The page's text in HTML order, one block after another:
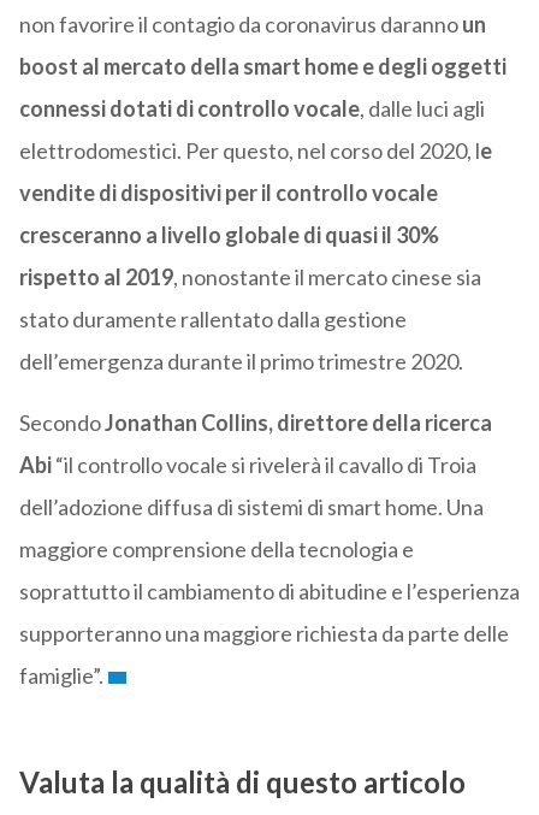
non favorire il contagio da coronavirus darannoun
boost al mercato della smart home e degli oggetti
connessi dotati di controllo vocale, dalle luci agli
elettrodomestici. Per questo, nel corso del 2020, le
vendite di dispositivi per il controllo vocale
cresceranno a livello globale di quasi il 30%
rispetto al 2019, nonostante il mercato cinese sia
stato duramente rallentato dalla gestione
dell’emergenza durante il primo trimestre 2020.
SecondoJonathan Collins, direttore della ricerca
Abi“il controllo vocale si rivelerà il cavallo di Troia
dell’adozione diffusa di sistemi di smart home. Una
maggiore comprensione della tecnologia e
soprattutto il cambiamento di abitudine e l’esperienza
supporteranno una maggiore richiesta da parte delle
famiglie”.
Valuta la qualità di questo articolo